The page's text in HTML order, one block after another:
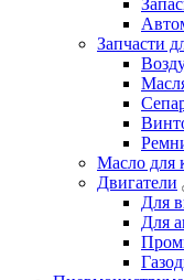
Запчасти
Масло для
Двигатели
Для
Для